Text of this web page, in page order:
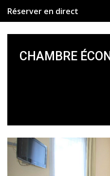
Réserver en direct
Accueil
Découvrir
Contact
Accès
Réserver en direct
CHAMBRE